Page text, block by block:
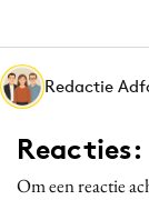
Interne
Martech
Media
Merkstrategie
PR
Redactie
Reacties:
Om een reactie